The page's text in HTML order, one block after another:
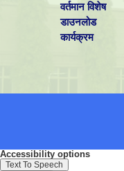
वर्तमान विशेष
डाउनलोड
कार्यक्रम
Accessibility options
Text To Speech